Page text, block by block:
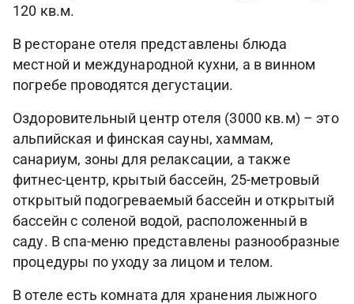
120 кв.м.
В ресторане отеля представлены блюда
местной и международной кухни, а в винном
погребе проводятся дегустации.
Оздоровительный центр отеля (3000 кв.м) – это
альпийская и финская сауны, хаммам,
санариум, зоны для релаксации, а также
фитнес-центр, крытый бассейн, 25-метровый
открытый подогреваемый бассейн и открытый
бассейн с соленой водой, расположенный в
саду. В спа-меню представлены разнообразные
процедуры по уходу за лицом и телом.
В отеле есть комната для хранения лыжного